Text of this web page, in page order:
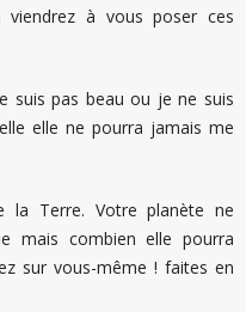
à vous poser ces
suis pas beau ou je ne suis
elle ne pourra jamais me
la Terre. Votre planète ne
mais combien elle pourra
sur vous-même ! faites en